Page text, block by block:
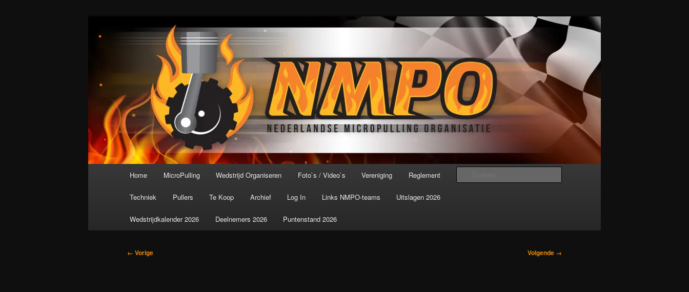
Nederlandse MicroPulling Organisatie
De meest krachtige modelbouwsport ter wereld!
Home MicroPulling Wedstrijd Organiseren Foto`s / Video`s Vereniging Reglement
Techniek Pullers Te Koop Archief Log In Links NMPO-teams Uitslagen 2026
Wedstrijdkalender 2026 Deelnemers 2026 Puntenstand 2026
Afbeeldingsnavigatie
← Vorige Volgende →